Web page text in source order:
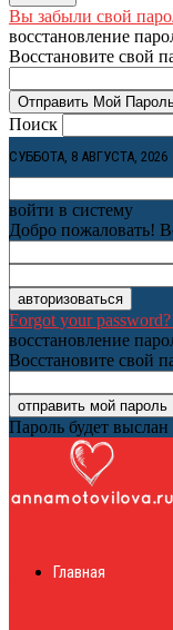
Вы забыли свой
восстановление
Восстановите свой
Поиск
СУББОТА, 8 АВГУСТА, 2026
войти в систему
Добро пожаловать!
Forgot your
восстановление
Восстановите свой
Пароль будет
журналГлавная